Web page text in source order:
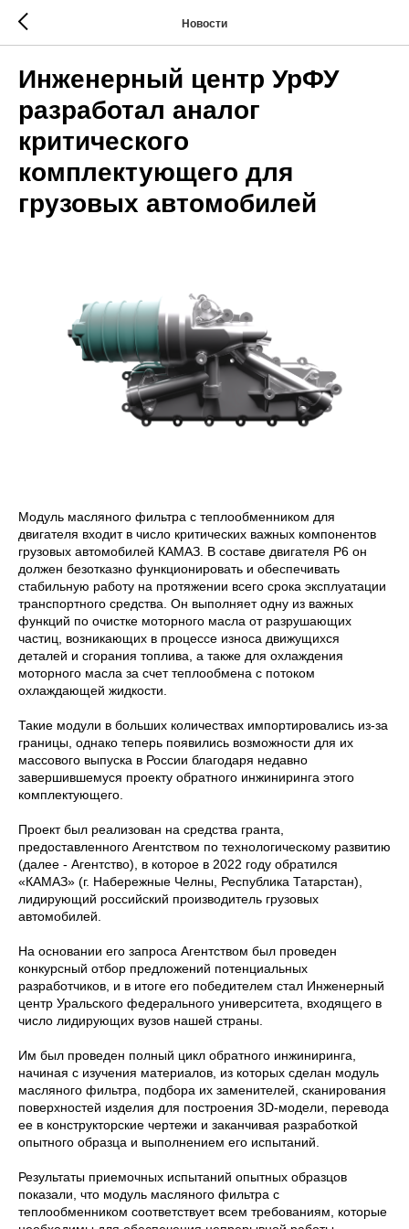
Новости
Инженерный центр УрФУ
разработал аналог
критического
комплектующего для
грузовых автомобилей
Модуль масляного фильтра с теплообменником для
двигателя входит в число критических важных компонентов
грузовых автомобилей КАМАЗ. В составе двигателя Р6 он
должен безотказно функционировать и обеспечивать
стабильную работу на протяжении всего срока эксплуатации
транспортного средства. Он выполняет одну из важных
функций по очистке моторного масла от разрушающих
частиц, возникающих в процессе износа движущихся
деталей и сгорания топлива, а также для охлаждения
моторного масла за счет теплообмена с потоком
охлаждающей жидкости.
Такие модули в больших количествах импортировались из-за
границы, однако теперь появились возможности для их
массового выпуска в России благодаря недавно
завершившемуся проекту обратного инжиниринга этого
комплектующего.
Проект был реализован на средства гранта,
предоставленного Агентством по технологическому развитию
(далее - Агентство), в которое в 2022 году обратился
«КАМАЗ» (г. Набережные Челны, Республика Татарстан),
лидирующий российский производитель грузовых
автомобилей.
На основании его запроса Агентством был проведен
конкурсный отбор предложений потенциальных
разработчиков, и в итоге его победителем стал Инженерный
центр Уральского федерального университета, входящего в
число лидирующих вузов нашей страны.
Им был проведен полный цикл обратного инжиниринга,
начиная с изучения материалов, из которых сделан модуль
масляного фильтра, подбора их заменителей, сканирования
поверхностей изделия для построения 3D-модели, перевода
ее в конструкторские чертежи и заканчивая разработкой
опытного образца и выполнением его испытаний.
Результаты приемочных испытаний опытных образцов
показали, что модуль масляного фильтра с
теплообменником соответствует всем требованиям, которые